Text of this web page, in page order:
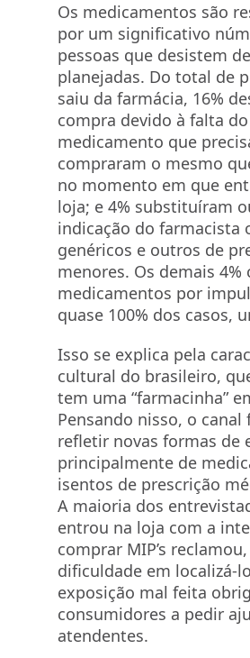
Os medicamentos são
por um significativo
pessoas que desistem
planejadas. Do total de
saiu da farmácia, 16%
compra devido à falta do
medicamento que
compraram o mesmo
no momento em que
loja; e 4% substituíram
indicação do farmacista
genéricos e outros de
menores. Os demais 4%
medicamentos por
quase 100% dos casos,
Isso se explica pela
cultural do brasileiro,
tem uma “farmacinha”
Pensando nisso, o canal
refletir novas formas de
principalmente de
isentos de prescrição
A maioria dos
entrou na loja com a
comprar MIP’s
dificuldade em localizá-
exposição mal feita
consumidores a pedir
atendentes.